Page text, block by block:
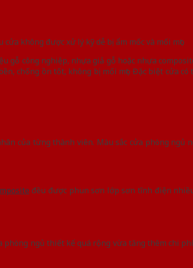
không được xử lý kỹ dễ bị ẩm mốc và mối mọt.
gỗ công nghiệp, nhựa giả gỗ hoặc nhựa
chống ồn tốt, không bị mối mọt. Đặc biệt cửa có
của từng thành viên. Màu sắc cửa phòng ngủ
đều được phun sơn lớp sơn tĩnh điện
ngủ thiết kế quá rộng vừa tăng thêm chi